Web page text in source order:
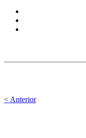
< Anterior